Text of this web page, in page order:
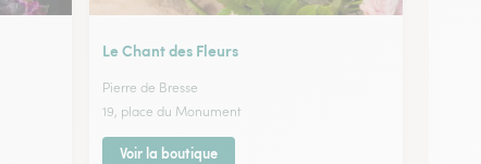
Le Chant des Fleurs
Pierre de Bresse
19, place du Monument
Voir la boutique